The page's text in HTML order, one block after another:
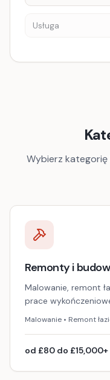
Usługa
Wybierz kategorię
Remonty i
Malowanie, remont
prace
Malowanie • Remont
od £80 do £15,000+